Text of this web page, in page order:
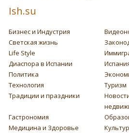
Ish.su
Бизнес и Индустрия
Светская жизнь
Life Style
Диаспора в Испании
Политика
Технология
Туризм
Традиции и праздники
Гастрономия
Медицина и Здоровье